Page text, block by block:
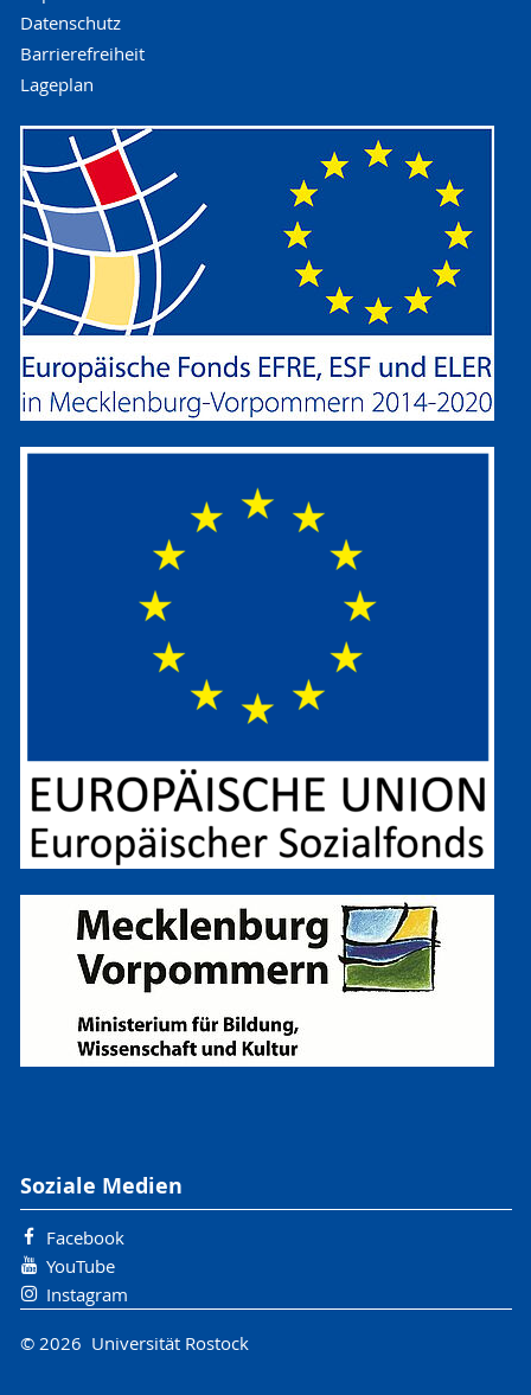
Datenschutz
Barrierefreiheit
Lageplan
Soziale Medien
Facebook
YouTube
Instagram
© 2026 Universität Rostock